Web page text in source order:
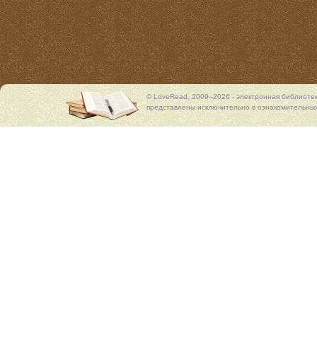
© LoveRead, 2009–2026 - электронная
представлены исключительно в